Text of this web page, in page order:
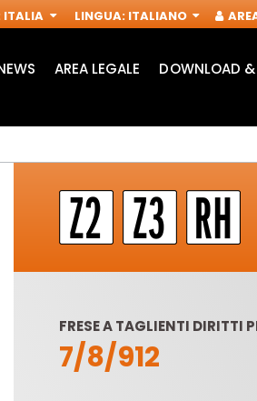
ITALIA LINGUA: ITALIANO
FRESE INDUSTRIALI
PER
AREA LEGALE DOWNLOAD &
FRESE A TAGLIENTI DIRITTI
7/8/912